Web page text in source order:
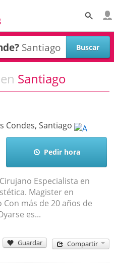
en Santiago
Condes, Santiago
Pedir hora
Especialista en
Magister en
más de 20 años de
es...
Guardar Compartir